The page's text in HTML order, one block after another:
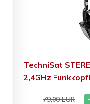
TechniSat
2,4GHz
79,00 EUR